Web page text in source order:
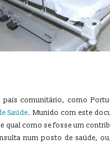
comunitário, como
Saúde. Munido com este
qual como se fosse um
num posto de saúde,